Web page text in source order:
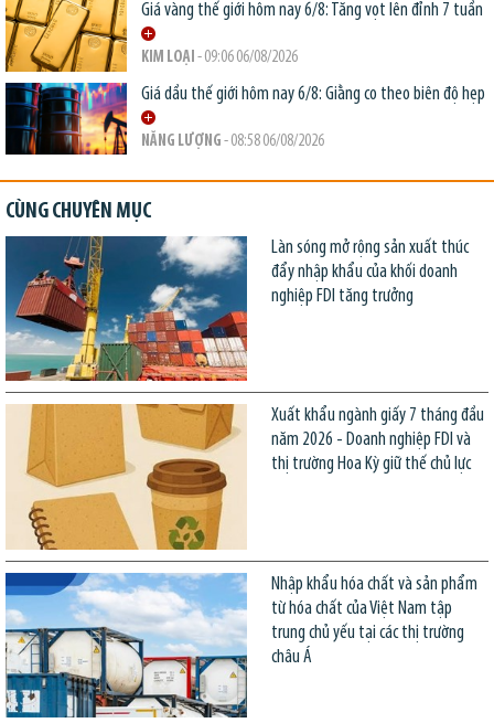
Giá vàng thế giới hôm nay 6/8: Tăng vọt lên đỉnh 7 tuần
KIM LOẠI - 09:06 06/08/2026
Giá dầu thế giới hôm nay 6/8: Giằng co theo biên độ hẹp
NĂNG LƯỢNG - 08:58 06/08/2026
CÙNG CHUYÊN MỤC
Làn sóng mở rộng sản xuất thúc
đẩy nhập khẩu của khối doanh
nghiệp FDI tăng trưởng
Xuất khẩu ngành giấy 7 tháng đầu
năm 2026 - Doanh nghiệp FDI và
thị trường Hoa Kỳ giữ thế chủ lực
Nhập khẩu hóa chất và sản phẩm
từ hóa chất của Việt Nam tập
trung chủ yếu tại các thị trường
châu Á